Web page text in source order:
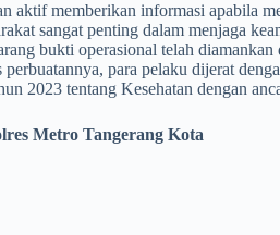
aktif memberikan informasi apabila
sangat penting dalam menjaga
bukti operasional telah
para pelaku dijerat
2023 tentang Kesehatan dengan
Metro Tangerang Kota